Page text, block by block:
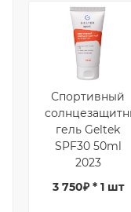
Спортивный
гель Geltek
SPF30 50ml
2023
3 750₽ * 1 шт